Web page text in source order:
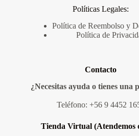
Políticas Legales:
Política de Reembolso y
Política de
Contacto
¿Necesitas ayuda o tienes una
Teléfono: +56 9 4452
Tienda Virtual (Atendemos